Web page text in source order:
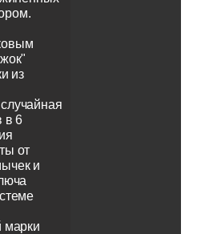
из
в 6
от
и
марки